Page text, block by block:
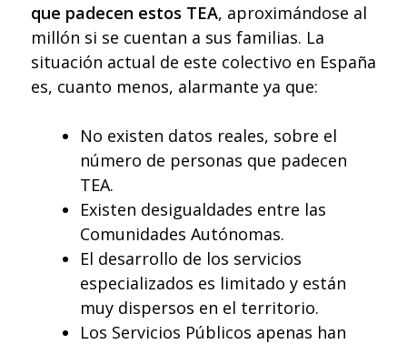
que padecen estos TEA, aproximándose al
millón si se cuentan a sus familias. La
situación actual de este colectivo en España
es, cuanto menos, alarmante ya que:
No existen datos reales, sobre el
número de personas que padecen
TEA.
Existen desigualdades entre las
Comunidades Autónomas.
El desarrollo de los servicios
especializados es limitado y están
muy dispersos en el territorio.
Los Servicios Públicos apenas han